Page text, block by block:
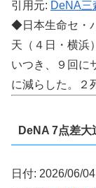
引用元: DeNA三
◆日本生命セ・
天（４日・横浜
いつき、９回に
に減らした。２
DeNA 7点差大
日付: 2026/06/